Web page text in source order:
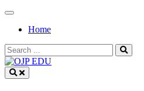
Skip
contentHome
Search
for: